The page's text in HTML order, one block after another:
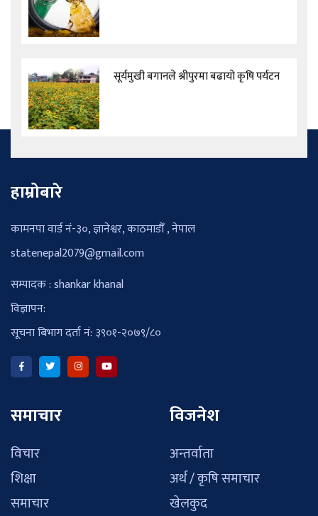
सूर्यमुखी बगानले श्रीपुरमा बढायो कृषि पर्यटन
हाम्रोबारे
कामनपा वार्ड नं-३०, ज्ञानेश्वर, काठमाडौँ , नेपाल
statenepal2079@gmail.com
सम्पादक : shankar khanal
विज्ञापन:
सूचना बिभाग दर्ता नं: ३९०१-२०७९/८०
समाचार
विचार
शिक्षा
समाचार
विजनेश
अन्तर्वाता
अर्थ / कृषि समाचार
खेलकुद